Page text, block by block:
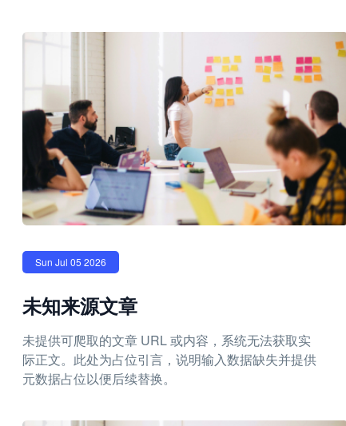
Sun Jul 05 2026
未知来源文章
未提供可爬取的文章 URL 或内容，系统无法获取实
际正文。此处为占位引言，说明输入数据缺失并提供
元数据占位以便后续替换。